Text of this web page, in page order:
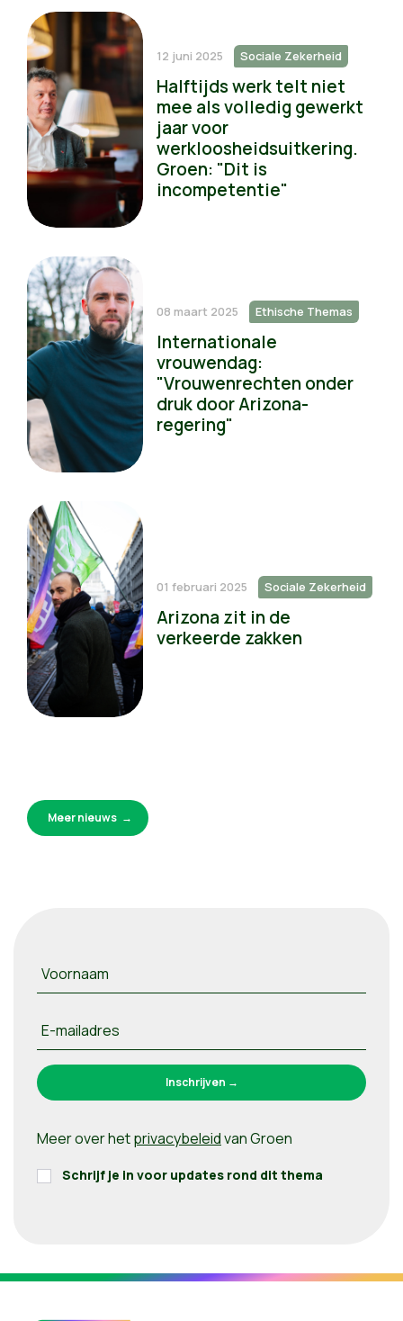
12 juni 2025 Sociale Zekerheid
Halftijds werk telt niet
mee als volledig gewerkt
jaar voor
werkloosheidsuitkering.
Groen: "Dit is
incompetentie"
08 maart 2025 Ethische Themas
Internationale
vrouwendag:
"Vrouwenrechten onder
druk door Arizona-
regering"
01 februari 2025 Sociale Zekerheid
Arizona zit in de
verkeerde zakken
Meer nieuws
Voornaam
E-mailadres
Meer over hetprivacybeleidvan Groen
Schrijf je in voor updates rond dit thema